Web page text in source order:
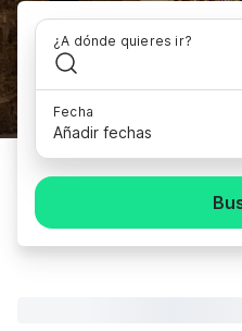
¿A dónde quieres ir?
Fecha
Añadir fechas